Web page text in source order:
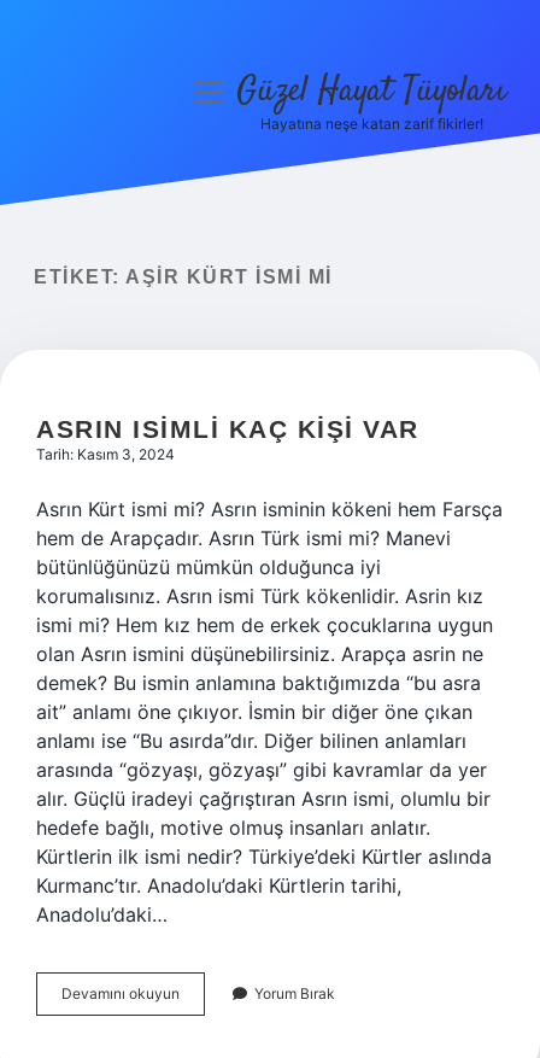
Yasal Uyarı
menüyüGüzel Hayat Tüyoları
Hayatına neşe katan zarif fikirler!
ETIKET: AŞIR KÜRT ISMI MI
ASRIN ISIMLI KAÇ KIŞI VAR
Tarih: Kasım 3, 2024
Asrın Kürt ismi mi? Asrın isminin kökeni hem Farsça
hem de Arapçadır. Asrın Türk ismi mi? Manevi
bütünlüğünüzü mümkün olduğunca iyi
korumalısınız. Asrın ismi Türk kökenlidir. Asrin kız
ismi mi? Hem kız hem de erkek çocuklarına uygun
olan Asrın ismini düşünebilirsiniz. Arapça asrin ne
demek? Bu ismin anlamına baktığımızda “bu asra
ait” anlamı öne çıkıyor. İsmin bir diğer öne çıkan
anlamı ise “Bu asırda”dır. Diğer bilinen anlamları
arasında “gözyaşı, gözyaşı” gibi kavramlar da yer
alır. Güçlü iradeyi çağrıştıran Asrın ismi, olumlu bir
hedefe bağlı, motive olmuş insanları anlatır.
Kürtlerin ilk ismi nedir? Türkiye’deki Kürtler aslında
Kurmanc’tır. Anadolu’daki Kürtlerin tarihi,
Anadolu’daki…
Devamını okuyun
Isimli
Yorum Bırak